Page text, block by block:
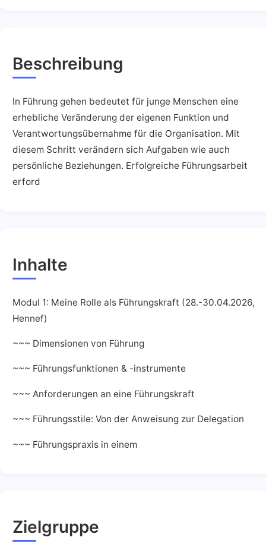
Beschreibung
In Führung gehen bedeutet für junge Menschen eine
erhebliche Veränderung der eigenen Funktion und
Verantwortungsübernahme für die Organisation. Mit
diesem Schritt verändern sich Aufgaben wie auch
persönliche Beziehungen. Erfolgreiche Führungsarbeit
erford
Inhalte
Modul 1: Meine Rolle als Führungskraft (28.-30.04.2026,
Hennef)
~~~ Dimensionen von Führung
~~~ Führungsfunktionen & -instrumente
~~~ Anforderungen an eine Führungskraft
~~~ Führungsstile: Von der Anweisung zur Delegation
~~~ Führungspraxis in einem
Zielgruppe